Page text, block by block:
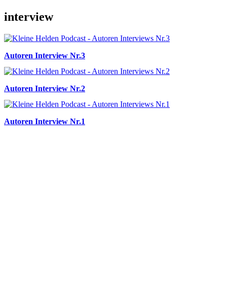
interview
Autoren Interview Nr.3
Autoren Interview Nr.2
Autoren Interview Nr.1